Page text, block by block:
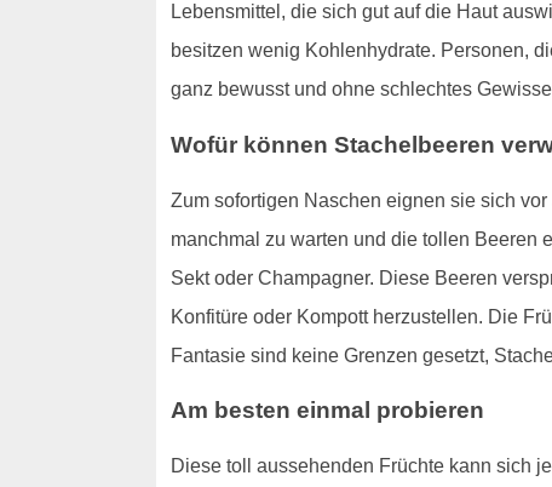
Lebensmittel, die sich gut auf die Haut
besitzen wenig Kohlenhydrate. Personen,
ganz bewusst und ohne schlechtes
Wofür können Stachelbeeren
Zum sofortigen Naschen eignen sie sich
manchmal zu warten und die tollen Beeren
Sekt oder Champagner. Diese Beeren
Konfitüre oder Kompott herzustellen. Die
Fantasie sind keine Grenzen gesetzt,
Am besten einmal probieren
Diese toll aussehenden Früchte kann sich